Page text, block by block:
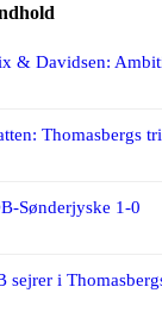
& Davidsen:
Thomasbergs
Sønderjyske 1-0
sejrer i